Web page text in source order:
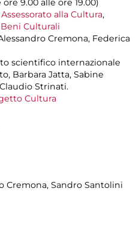
9.00 alle ore 19.00)
alla Cultura,
Culturali
Cremona, Federica
scientifico internazionale
Barbara Jatta, Sabine
Strinati.
Cultura
Cremona, Sandro Santolini